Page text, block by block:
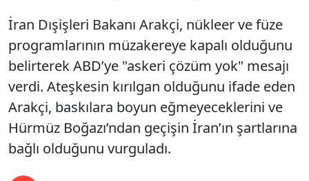
İran Dışişleri Bakanı Arakçi, nükleer ve füze
programlarının müzakereye kapalı olduğunu
belirterek ABD’ye "askeri çözüm yok" mesajı
verdi. Ateşkesin kırılgan olduğunu ifade eden
Arakçi, baskılara boyun eğmeyeceklerini ve
Hürmüz Boğazı’ndan geçişin İran’ın şartlarına
bağlı olduğunu vurguladı.